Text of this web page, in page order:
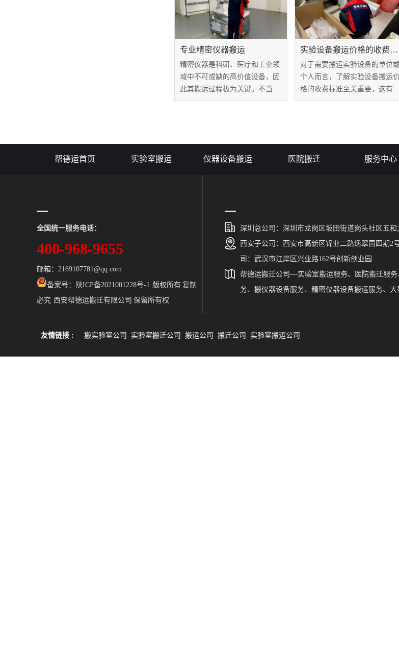
研究机构而言，了解精密仪器搬
运服务的价格范围...
失。那么，实验室搬运方案详
内容有哪些？
专业精密仪器搬运
精密仪器是科研、医疗和工业领
域中不可或缺的高价值设备，因
此其搬运过程极为关键。不当的
搬运可能导致仪器损坏、失效或
实验设备搬运价格的收费标准
对于需要搬运实验设备的单位或
个人而言，了解实验设备搬运
格的收费标准至关重要，这有助
于他们更好地规划预算，选择
帮德运首页 实验室搬运 仪器设备搬运 医院搬迁 服务中心
全国统一服务电话：
400-968-9655
邮箱：2169107781@qq.com
备案号：
陕ICP备2021001228号-1 版权所有 复制
必究 西安帮德运搬迁有限公司 保留所有权
深圳总公司：深圳市龙岗区坂田街道岗头社区五和
西安子公司：西安市高新区锦业二路逸翠园四期2
司：武汉市江岸区兴业路162号创新创业园
帮德运搬迁公司---实验室搬运服务、医院搬迁服
务、搬仪器设备服务、精密仪器设备搬运服务、
北、四川、江西、河南、浙江、安徽、海南、江苏
友情链接 : 搬实验室公司 实验室搬迁公司 搬运公司 搬迁公司 实验室搬运公司